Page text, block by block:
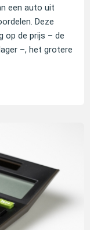
een auto uit
Deze
op de prijs – de
–, het grotere